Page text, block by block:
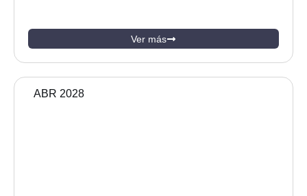
Ver más
ABR 2028